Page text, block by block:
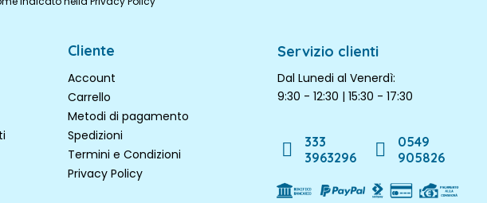
Cliente
Account
Carrello
Metodi di pagamento
Spedizioni
Termini e Condizioni
Privacy Policy
Servizio clienti
Dal Lunedi al Venerdì:
9:30 - 12:30 | 15:30 - 17:30
333
3963296
0549
905826